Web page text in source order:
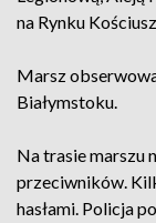
na Rynku
Marsz
Białymstoku.
Na trasie marszu
przeciwników.
hasłami. Policja